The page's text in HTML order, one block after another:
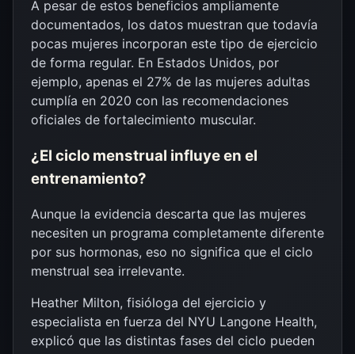
A pesar de estos beneficios ampliamente
documentados, los datos muestran que todavía
pocas mujeres incorporan este tipo de ejercicio
de forma regular. En Estados Unidos, por
ejemplo, apenas el 27% de las mujeres adultas
cumplía en 2020 con las recomendaciones
oficiales de fortalecimiento muscular.
¿El ciclo menstrual influye en el
entrenamiento?
Aunque la evidencia descarta que las mujeres
necesiten un programa completamente diferente
por sus hormonas, eso no significa que el ciclo
menstrual sea irrelevante.
Heather Milton, fisióloga del ejercicio y
especialista en fuerza del NYU Langone Health,
explicó que las distintas fases del ciclo pueden